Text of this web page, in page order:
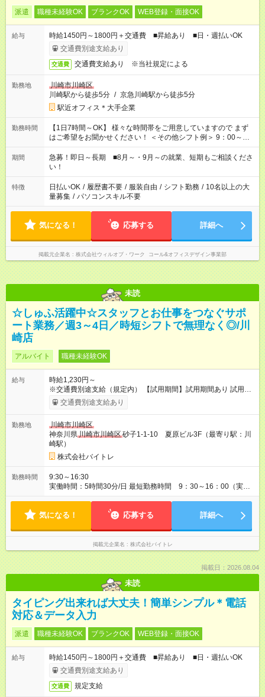
派遣 職種未経験OK ブランクOK WEB登録・面接OK
給与
時給1450円～1800円＋交通費 ■昇給あり ■日・週払いOK
交通費別途支給あり
交通費 交通費支給あり ※当社規定による
勤務地
川崎市川崎区
川崎駅から徒歩5分 / 京急川崎駅から徒歩5分
駅近オフィス＊大手企業
勤務時間
【1日7時間～OK】 様々な時間帯をご用意していますので まず
はご希望をお聞かせください！ ＜その他シフト例＞ 9：00～
17：00 11：00～20：00 などなど！その他のお時間もOKです！
期間
急募！即日～長期 ■8月～・9月～の就業、短期もご相談くださ
い！
特徴 日払いOK / 履歴書不要 / 服装自由 / シフト勤務 / 10名以上の大
量募集 / パソコンスキル不要
気になる！ 応募する 詳細へ
掲載元企業名 株式会社ウィルオブ・ワーク コール&オフィスデザイン事業部
未読
☆しゅふ活躍中☆スタッフとお仕事をつなぐサポ
ート業務／週3～4日／時短シフトで無理なく◎/川
崎店
アルバイト 職種未経験OK
給与
時給1,230円～
※交通費別途支給（規定内） 【試用期間】試用期間あり 試用期
間の長さ：2ヶ月 雇用形態、給与は本採用時と同じです。
交通費別途支給あり
勤務地
川崎市川崎区
神奈川県川崎市川崎区砂子1-1-10 夏原ビル3F（最寄り駅：川
崎駅）
株式会社バイトレ
勤務時間
9:30～16:30
実働時間：5時間30分/日 最短勤務時間 9：30～16：00（実働
5.5時間） 9：30～16：30（実働6時間）、9：30～17：00（実
気になる！ 応募する 詳細へ
掲載元企業名 株式会社バイトレ
掲載日：2026.08.04
未読
タイピング出来れば大丈夫！簡単シンプル＊電話
対応＆データ入力
派遣 職種未経験OK ブランクOK WEB登録・面接OK
給与
時給1450円～1800円＋交通費 ■昇給あり ■日・週払いOK
交通費別途支給あり
交通費 規定支給